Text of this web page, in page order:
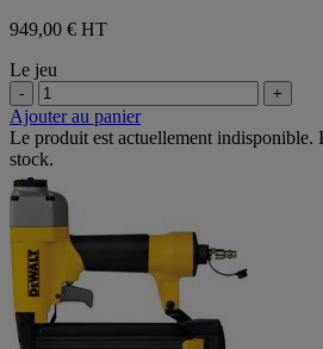
949,00 € HT
Le jeu
- +
Ajouter au panier
Le produit est actuellement indisponible.
stock.